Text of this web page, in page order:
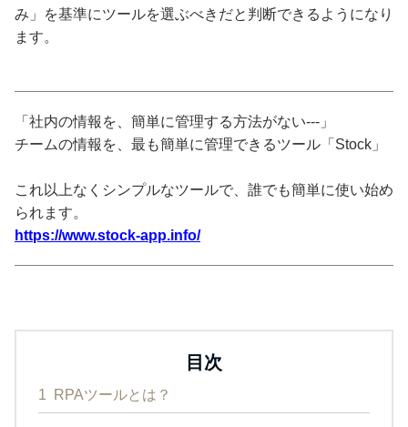
み」を基準にツールを選ぶべきだと判断できるようになり
ます。
「社内の情報を、簡単に管理する方法がない---」
チームの情報を、最も簡単に管理できるツール「Stock」
これ以上なくシンプルなツールで、誰でも簡単に使い始め
られます。
https://www.stock-app.info/
目次
1 RPAツールとは？